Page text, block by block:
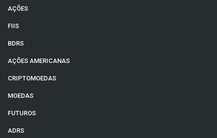
AÇÕES
FIIS
BDRS
AÇÕES AMERICANAS
CRIPTOMOEDAS
MOEDAS
FUTUROS
ADRS